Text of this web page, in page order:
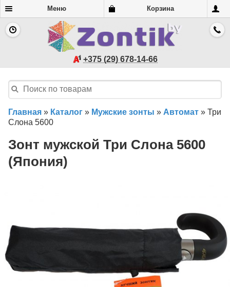
Меню Корзина
+375 (29) 678-14-66
Главная » Каталог » Мужские зонты » Автомат » Три
Слона 5600
Зонт мужской Три Слона 5600
(Япония)